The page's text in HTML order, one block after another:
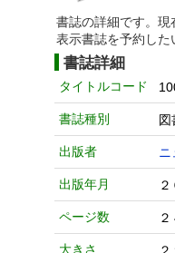
書誌の詳細です。現
表示書誌を予約し
書誌詳細
タイトルコード
書誌種別 図
出版者 ニ
出版年月
ページ数 ２
大きさ